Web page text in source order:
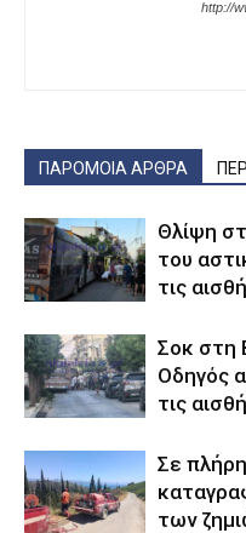
http://
ΠΑΡΟΜΟΙΑ ΑΡΘΡΑ
Θλίψη
του
τις
Σοκ στη
Οδηγός
τις
Σε πλήρη
των